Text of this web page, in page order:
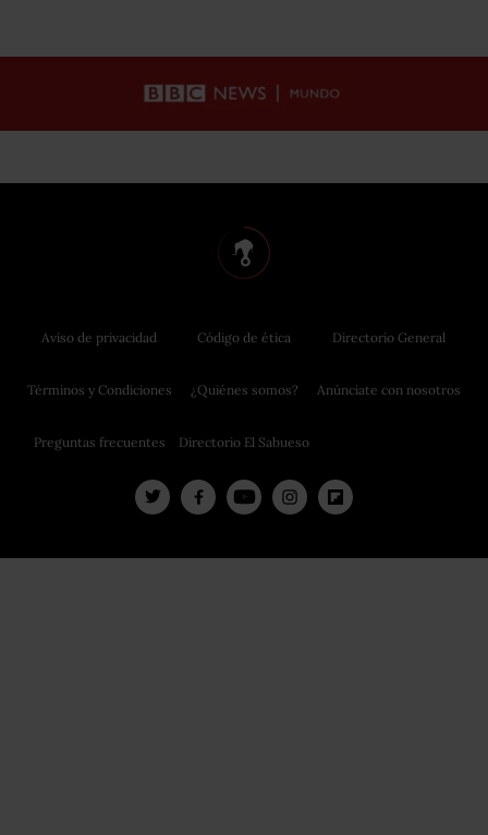
Aviso de privacidad
Términos y Condiciones
Preguntas frecuentes
Código de ética
¿Quiénes somos?
Directorio El Sabueso
Directorio General
Anúnciate con nosotros